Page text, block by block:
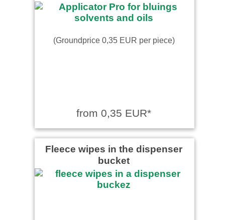
(Groundprice 0,35 EUR per piece)
from 0,35 EUR*
Fleece wipes in the dispenser
bucket